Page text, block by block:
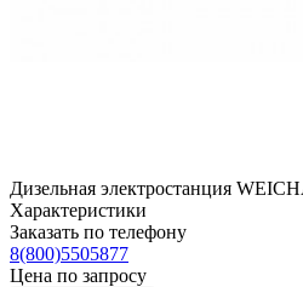
Дизельная электростанция
Характеристики
Заказать по телефону
8(800)5505877
Цена по запросу